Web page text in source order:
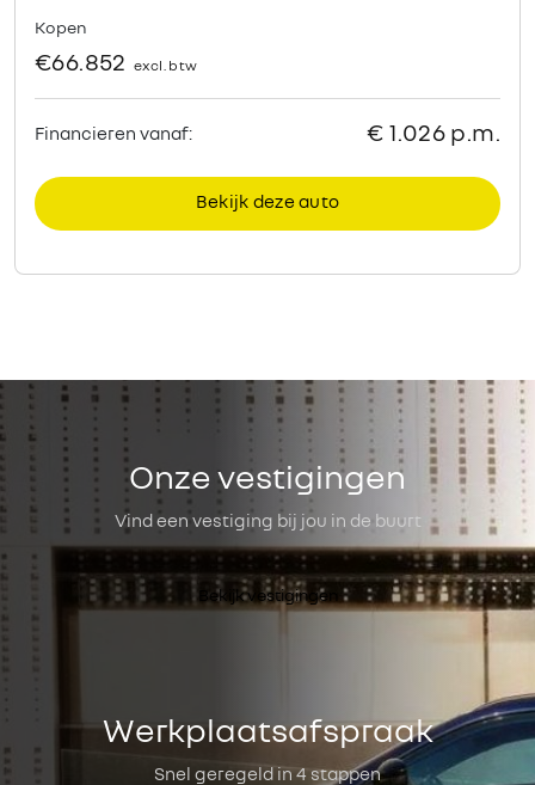
Onze vestigingen
Vind een vestiging bij jou in de buurt
Bekijk vestigingen
Werkplaatsafspraak
Snel geregeld in 4 stappen